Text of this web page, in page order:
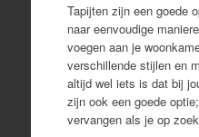
Tapijten zijn een goede
naar eenvoudige
voegen aan je
verschillende stijlen en
altijd wel iets is dat bij
zijn ook een goede
vervangen als je op